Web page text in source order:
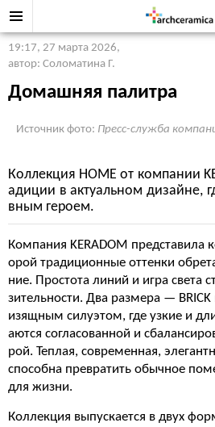
19:17, 27 марта 2026,
автор: Соломатина Г.
Домашняя палитра
Источник фото: Пресс-служба
Коллекция HOME от компании
адиции в актуальном дизайне,
вным героем.
Компания KERADOM представила
орой традиционные оттенки
ние. Простота линий и игра света
зительности. Два размера —
изящным силуэтом, где узкие и
аются согласованной и
рой. Теплая, современная,
способна превратить обычное
для жизни.
Коллекция выпускается в двух